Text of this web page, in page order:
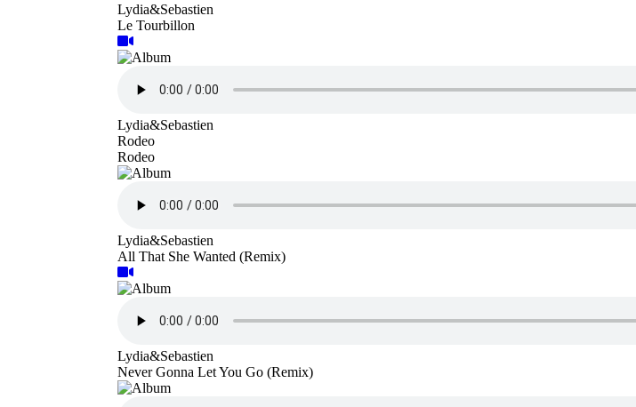
Lydia&Sebastien
Le Tourbillon
Lydia&Sebastien
Rodeo
Rodeo
Lydia&Sebastien
All That She Wanted (Remix)
Lydia&Sebastien
Never Gonna Let You Go (Remix)